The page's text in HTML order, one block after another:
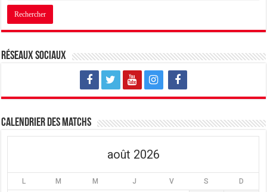
Réseaux sociaux
Calendrier des matchs
août 2026
L M M J V S D